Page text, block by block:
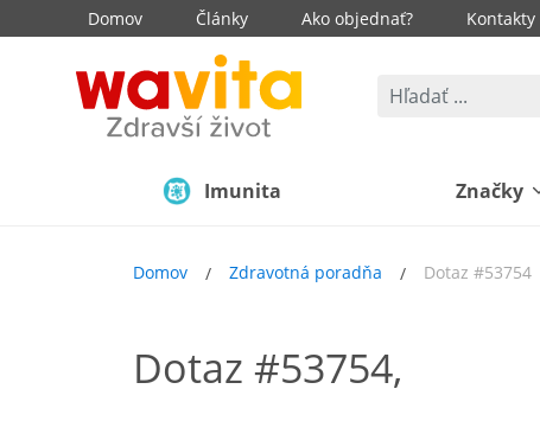
Domov Články Ako objednať? Kontakty
Imunita Značky
Domov Zdravotná poradňa Dotaz #53754
Dotaz #53754,